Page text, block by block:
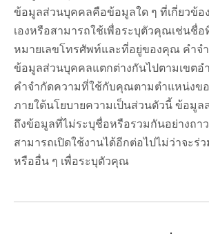
ข้อมูลส่วนบุคคลคือข้อมูลใด ๆ ที่เกี่ยวข้
เองหรือสามารถใช้เพื่อระบุตัวคุณเช่นชื่อ
หมายเลขโทรศัพท์และที่อยู่ของคุณ คำจ
ข้อมูลส่วนบุคคลแตกต่างกันไปตามเขตอ
คำจำกัดความที่ใช้กับคุณตามตำแหน่ง
ภายใต้นโยบายความเป็นส่วนตัวนี้ ข้อมูล
ถึงข้อมูลที่ไม่ระบุชื่อหรือรวมกันอย่างถาว
สามารถเปิดใช้งานได้อีกต่อไปไม่ว่าจะร่
หรืออื่น ๆ เพื่อระบุตัวคุณ